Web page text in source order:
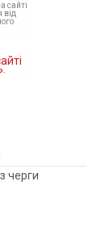
сайті
від
черги